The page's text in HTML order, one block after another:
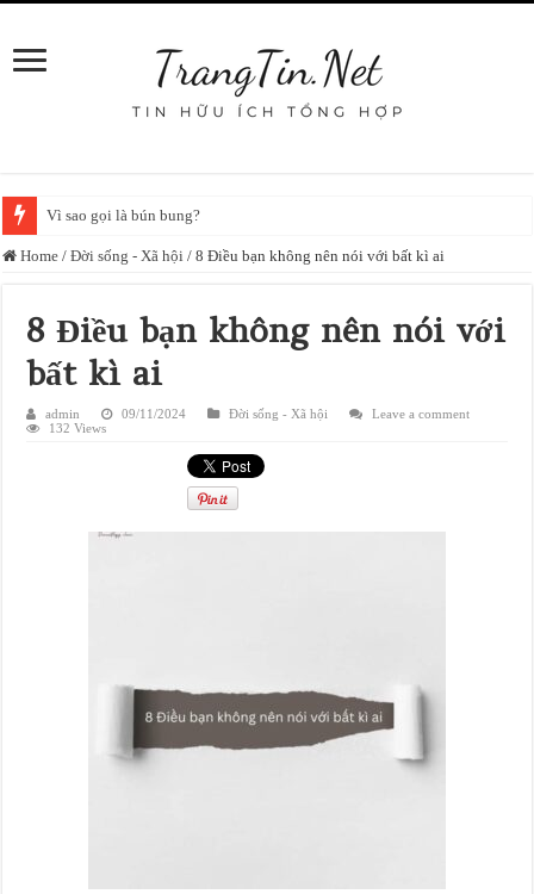
Vì sao gọi là bún bung?
Home / Đời sống - Xã hội / 8 Điều bạn không nên nói với bất kì ai
8 Điều bạn không nên nói với
bất kì ai
admin 09/11/2024 Đời sống - Xã hội
Leave a comment
132 Views